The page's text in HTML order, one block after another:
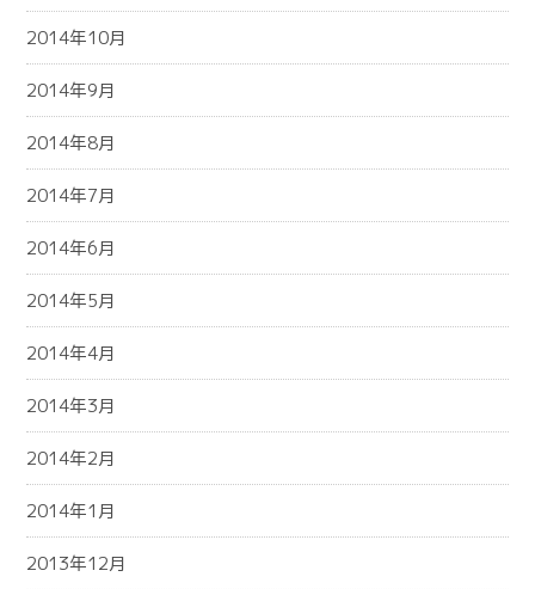
2014年10月
2014年9月
2014年8月
2014年7月
2014年6月
2014年5月
2014年4月
2014年3月
2014年2月
2014年1月
2013年12月